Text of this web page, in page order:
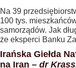
Na 39
100 tys.
samorządów. Jak
że eksperci Banku
Irańska Giełda
na Iran – dr